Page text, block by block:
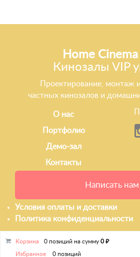
Корзина 0 позиций на сумму 0 ₽
Избранное 0 позиций
Home Cinema
Кинозалы VIP
Проектирование, монтаж
частных кинозалов и
О нас
Портфолио
Демо-зал
Контакты
Написать нам
Условия оплаты и доставки
Политика конфиденциальности